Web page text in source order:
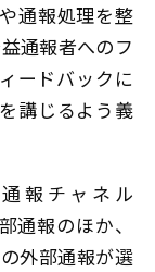
通報処理を整
通報者へのフ
ードバックに
講じるよう義
報チャネル
通報のほか、
外部通報が選